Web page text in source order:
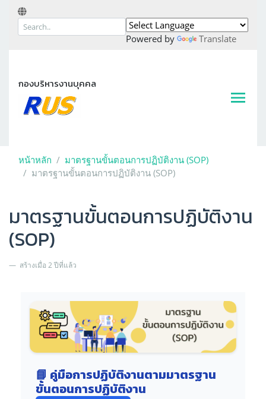
Powered by Translate
กองบริหารงานบุคคล
หน้าหลัก
มาตรฐานขั้นตอนการปฏิบัติงาน (SOP)
มาตรฐานขั้นตอนการปฏิบัติงาน (SOP)
มาตรฐานขั้นตอนการปฏิบัติงาน
(SOP)
สร้างเมื่อ 2 ปีที่แล้ว
📘 คู่มือการปฏิบัติงานตามมาตรฐาน
ขั้นตอนการปฏิบัติงาน